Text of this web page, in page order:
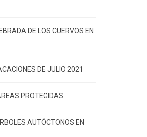
DE LOS CUERVOS EN
DE JULIO 2021
PROTEGIDAS
AUTÓCTONOS EN